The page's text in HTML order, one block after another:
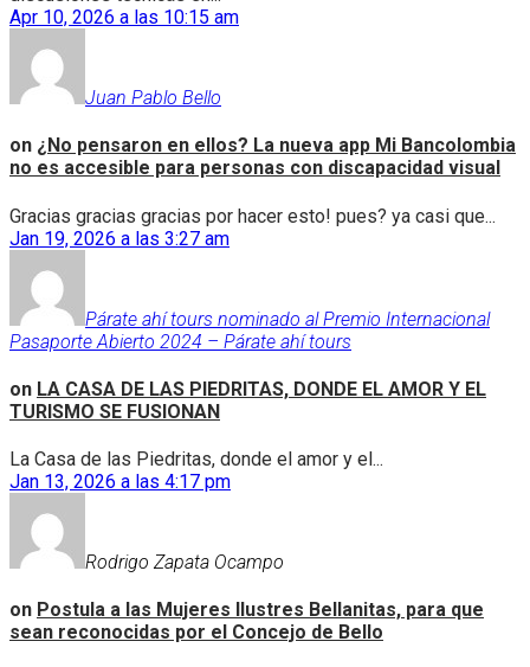
Apr 10, 2026 a las 10:15 am
Juan Pablo Bello
on ¿No pensaron en ellos? La nueva app Mi Bancolombia
no es accesible para personas con discapacidad visual
Gracias gracias gracias por hacer esto! pues? ya casi que...
Jan 19, 2026 a las 3:27 am
Párate ahí tours nominado al Premio Internacional
Pasaporte Abierto 2024 – Párate ahí tours
on LA CASA DE LAS PIEDRITAS, DONDE EL AMOR Y EL
TURISMO SE FUSIONAN
La Casa de las Piedritas, donde el amor y el...
Jan 13, 2026 a las 4:17 pm
Rodrigo Zapata Ocampo
on Postula a las Mujeres Ilustres Bellanitas, para que
sean reconocidas por el Concejo de Bello